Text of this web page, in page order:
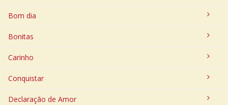
Bom dia
Bonitas
Carinho
Conquistar
Declaração de Amor